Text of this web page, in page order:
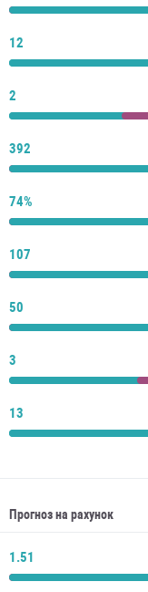
12
2
392
74%
107
50
3
13
Прогноз на рахунок
1.51